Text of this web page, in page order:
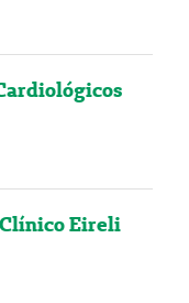
Eireli